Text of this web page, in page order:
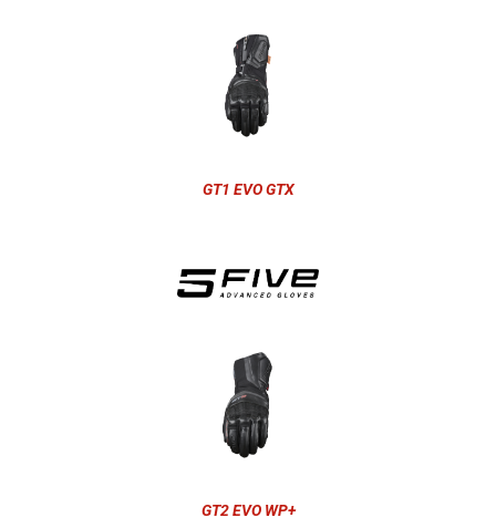
GT1 EVO GTX
GT2 EVO WP+